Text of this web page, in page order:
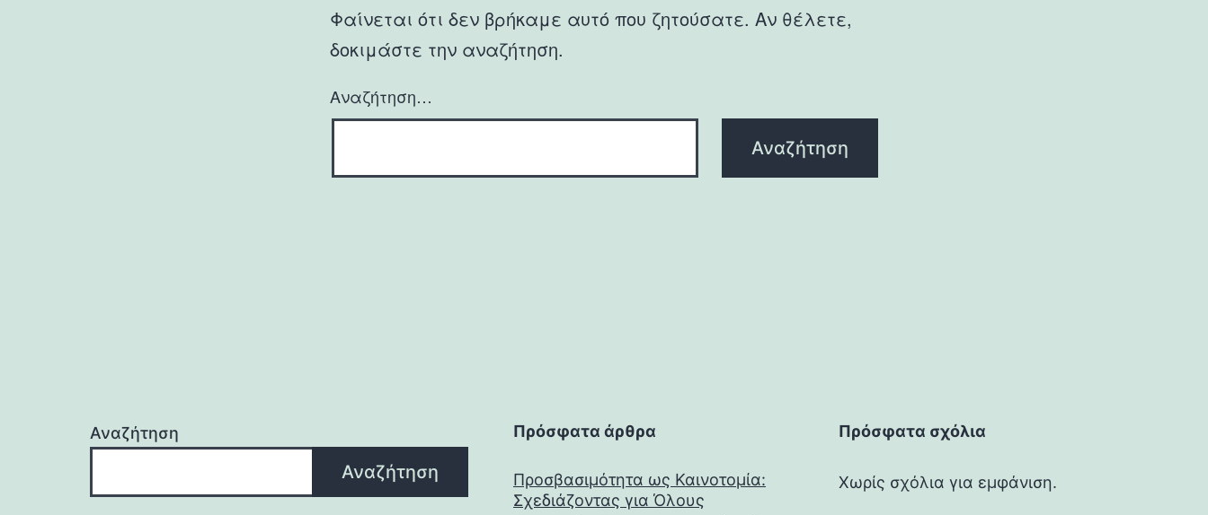
Φαίνεται ότι δεν βρήκαμε αυτό που ζητούσατε. Αν θέλετε,
δοκιμάστε την αναζήτηση.
Αναζήτηση…
Αναζήτηση
Αναζήτηση
Πρόσφατα άρθρα
Προσβασιμότητα ως Καινοτομία:
Σχεδιάζοντας για Όλους
Πρόσφατα σχόλια
Χωρίς σχόλια για εμφάνιση.